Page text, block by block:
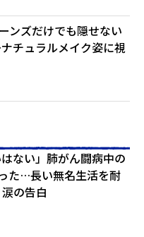
ンズだけでも隠せない
チュラルメイク姿に視
はない」肺がん闘病中の
た…長い無名生活を耐
の告白